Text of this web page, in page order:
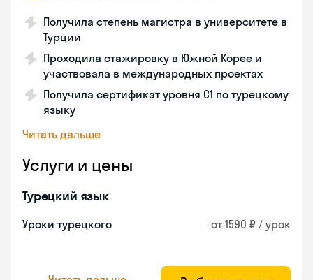
Получила степень магистра в университете в
Турции
Проходила стажировку в Южной Корее и
участвовала в международных проектах
Получила сертификат уровня C1 по турецкому
языку
Читать дальше
Услуги и цены
Турецкий язык
Уроки турецкого от 1590 ₽ / урок